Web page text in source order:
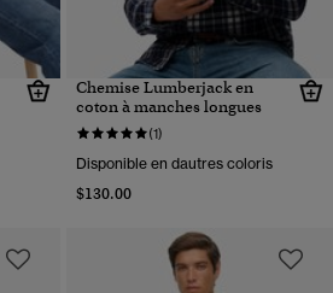
Chemise Lumberjack en
coton à manches longues
(1)
Disponible en dautres coloris
$130.00